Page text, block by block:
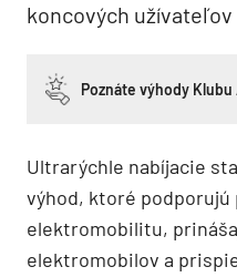
koncových užívateľov
Poznáte výhody Klubu
Ultrarýchle nabíjacie
výhod, ktoré podporujú
elektromobilitu,
elektromobilov a